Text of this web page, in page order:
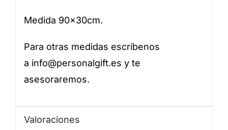
Medida 90x30cm.
Para otras medidas escríbenos
a info@personalgift.es y te
asesoraremos.
Valoraciones